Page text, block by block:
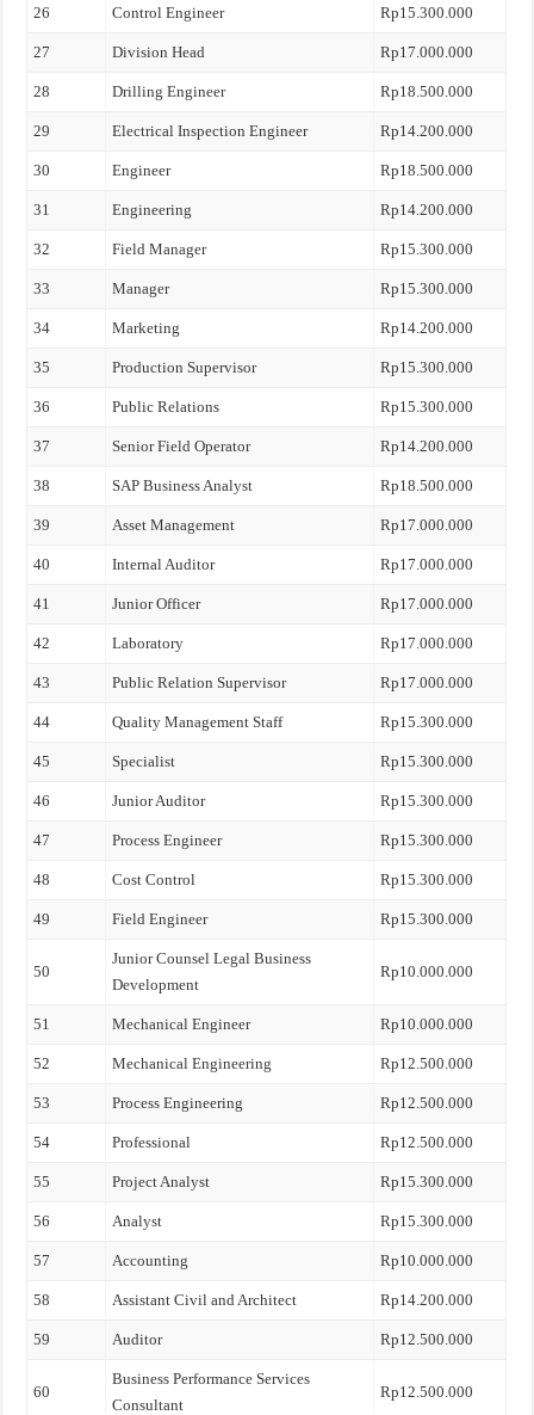
26 Control Engineer Rp15.300.000
27 Division Head Rp17.000.000
28 Drilling Engineer Rp18.500.000
29 Electrical Inspection Engineer Rp14.200.000
30 Engineer Rp18.500.000
31 Engineering Rp14.200.000
32 Field Manager Rp15.300.000
33 Manager Rp15.300.000
34 Marketing Rp14.200.000
35 Production Supervisor Rp15.300.000
36 Public Relations Rp15.300.000
37 Senior Field Operator Rp14.200.000
38 SAP Business Analyst Rp18.500.000
39 Asset Management Rp17.000.000
40 Internal Auditor Rp17.000.000
41 Junior Officer Rp17.000.000
42 Laboratory Rp17.000.000
43 Public Relation Supervisor Rp17.000.000
44 Quality Management Staff Rp15.300.000
45 Specialist Rp15.300.000
46 Junior Auditor Rp15.300.000
47 Process Engineer Rp15.300.000
48 Cost Control Rp15.300.000
49 Field Engineer Rp15.300.000
50
Junior Counsel Legal Business
Development
Rp10.000.000
51 Mechanical Engineer Rp10.000.000
52 Mechanical Engineering Rp12.500.000
53 Process Engineering Rp12.500.000
54 Professional Rp12.500.000
55 Project Analyst Rp15.300.000
56 Analyst Rp15.300.000
57 Accounting Rp10.000.000
58 Assistant Civil and Architect Rp14.200.000
59 Auditor Rp12.500.000
60
Business Performance Services
Consultant
Rp12.500.000